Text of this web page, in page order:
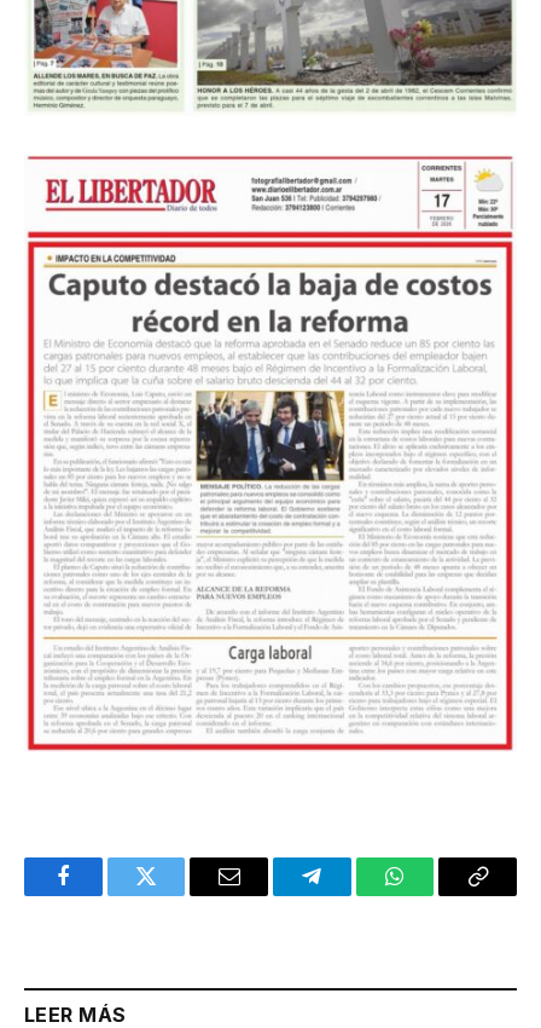
FacebookTwitter Email TelegramWhatsAppCopy
LEER MÁS